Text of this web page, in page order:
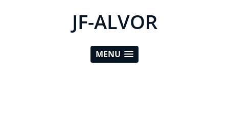
JF-ALVOR
MENU